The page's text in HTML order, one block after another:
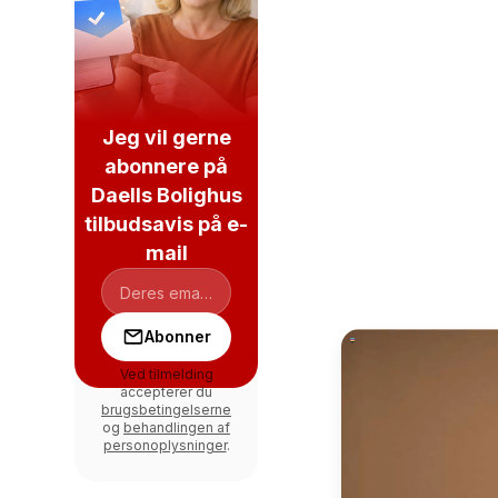
Jeg vil gerne
abonnere på
Daells Bolighus
tilbudsavis på e-
mail
Abonner
Ved tilmelding
accepterer du
brugsbetingelserne
og behandlingen af
personoplysninger.